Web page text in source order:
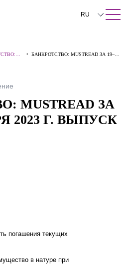
Закрыть
RU
中文
Italiano
• БАНКРОТСТВО: MUSTREAD ЗА 19–25
MUSTREAD ЗА
2023 Г. ВЫПУСК
погашения текущих
в натуре при